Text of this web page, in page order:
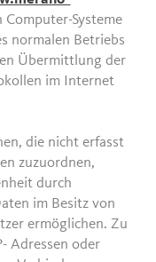
Systeme
normalen Betriebs
Übermittlung der
im Internet
die nicht erfasst
zuzuordnen,
durch
im Besitz von
ermöglichen. Zu
Adressen oder